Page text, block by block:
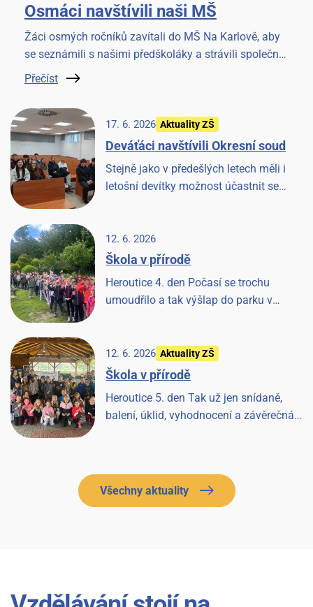
Osmáci navštívili naši MŠ
Žáci osmých ročníků zavítali do MŠ Na Karlově, aby
se seznámili s našimi předškoláky a strávili společné
chvilky četbou knížky. Akci si užili všichni.
Přečíst
17. 6. 2026 Aktuality ZŠ
Deváťáci navštívili Okresní soud
Stejně jako v předešlých letech měli i
letošní devítky možnost účastnit se
zkušeností.
12. 6. 2026
Škola v přírodě
Heroutice 4. den Počasí se trochu
umoudřilo a tak výšlap do parku v
večerní diskotékou.
12. 6. 2026 Aktuality ZŠ
Škola v přírodě
Heroutice 5. den Tak už jen snídaně,
balení, úklid, vyhodnocení a závěrečná
Všechny aktuality